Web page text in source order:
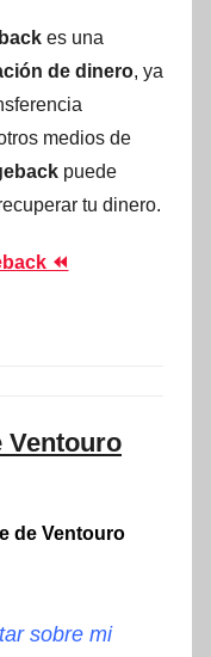
es una
de dinero, ya
medios de
puede
tu dinero.
⏪
Ventouro
de Ventouro
sobre mi